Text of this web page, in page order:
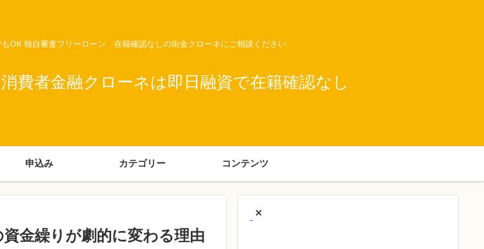
OK 独自審査フリーローン 在籍確認なしの街金クローネにご相談ください
費者金融クローネは即日融資で在籍確認なし
申込み カテゴリー コンテンツ
金繰りが劇的に変わる理由